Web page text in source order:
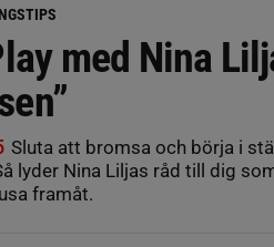
med Nina
Sluta att bromsa och börja i
lyder Nina Liljas råd till dig
framåt.